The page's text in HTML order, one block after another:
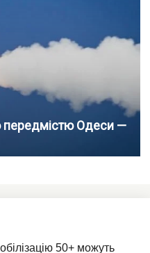
передмістю Одеси —